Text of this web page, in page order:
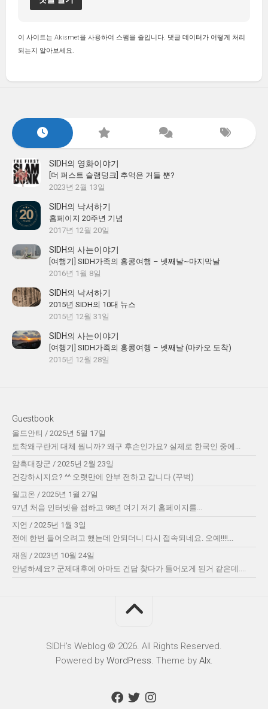
이 사이트는 Akismet을 사용하여 스팸을 줄입니다. 댓글 데이터가 어떻게 처리
되는지 알아보세요.
SIDH의 영화이야기
[더 퍼스트 슬램덩크] 추억은 거들 뿐?
2023년 2월 13일
SIDH의 낙서하기
홈페이지 20주년 기념
2017년 12월 20일
SIDH의 사는이야기
[여행기] SIDH가족의 홍콩여행 – 넷째날~마지막날
2016년 1월 8일
SIDH의 낙서하기
2015년 SIDH의 10대 뉴스
2015년 12월 31일
SIDH의 사는이야기
[여행기] SIDH가족의 홍콩여행 – 넷째날 (마카오 도착)
2015년 12월 28일
Guestbook
올드안티 / 2025년 5월 17일
토착왜구란게 대체 뭡니까? 왜구 후손인가요? 실제로 한국인 중에...
암흑대장군 / 2025년 2월 23일
건강하시지요? ^^ 오랫만에 안부 전하고 갑니다 (꾸벅)
윌고온 / 2025년 1월 27일
97년 처음 인터넷을 접하고 98년 여기 저기 홈페이지를...
지연 / 2025년 1월 3일
전에 한번 들어오려고 했는데 안되더니 다시 접속되네요. 오예!!!!...
재원 / 2023년 10월 24일
안녕하세요? 군제대후에 아마도 건담 찾다가 들어오게 된거 같은데....
SIDH′s Weblog © 2026. All Rights Reserved.
Powered by WordPress. Theme by Alx.